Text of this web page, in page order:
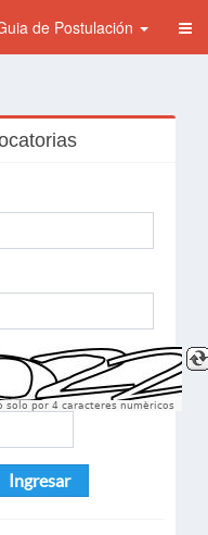
de Postulación
solo por 4 caracteres numèricos
Ingresar